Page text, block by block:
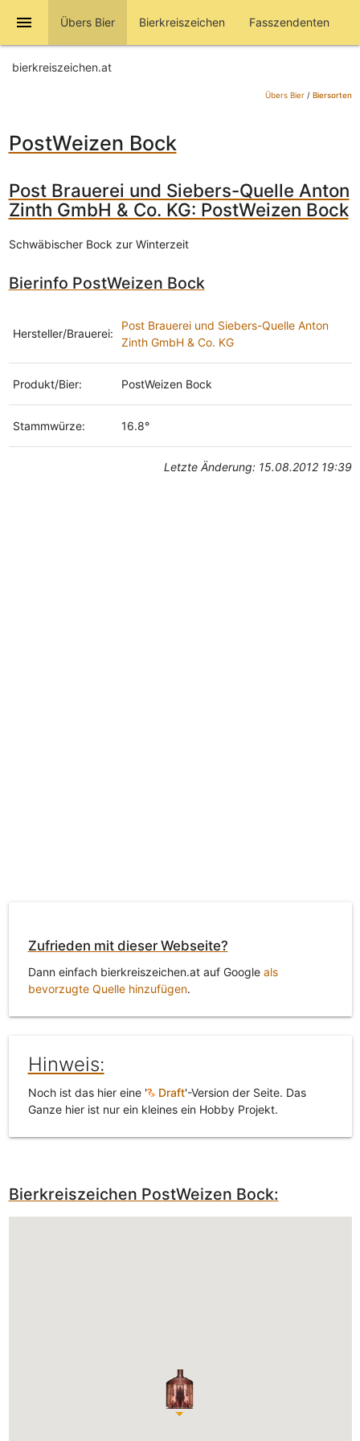
menu Übers Bier Bierkreiszeichen Fasszendenten
bierkreiszeichen.at
Übers Bier/ Biersorten
PostWeizen Bock
Post Brauerei und Siebers-Quelle Anton
Zinth GmbH & Co. KG: PostWeizen Bock
Schwäbischer Bock zur Winterzeit
Bierinfo PostWeizen Bock
Hersteller/Brauerei:
Post Brauerei und Siebers-Quelle Anton
Zinth GmbH & Co. KG
Produkt/Bier: PostWeizen Bock
Stammwürze: 16.8°
Letzte Änderung: 15.08.2012 19:39
Zufrieden mit dieser Webseite?
Dann einfach bierkreiszeichen.at auf Google als
bevorzugte Quelle hinzufügen.
Hinweis:
Noch ist das hier eine ' Draft'-Version der Seite. Das
Ganze hier ist nur ein kleines ein Hobby Projekt.
Bierkreiszeichen PostWeizen Bock: